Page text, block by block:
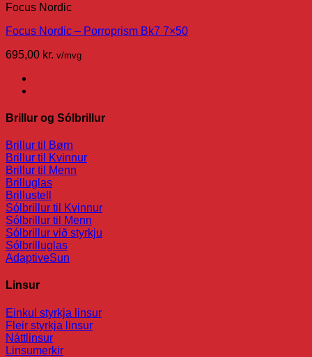
Focus Nordic
Focus Nordic – Porroprism Bk7 7×50
695,00 kr. v/mvg
Brillur og Sólbrillur
Brillur til Børn
Brillur til Kvinnur
Brillur til Menn
Brilluglas
Brillustell
Sólbrillur til Kvinnur
Sólbrillur til Menn
Sólbrillur við styrkju
Sólbrilluglas
AdaptiveSun
Linsur
Einkul styrkja linsur
Fleir styrkja linsur
Náttlinsur
Linsumerkir